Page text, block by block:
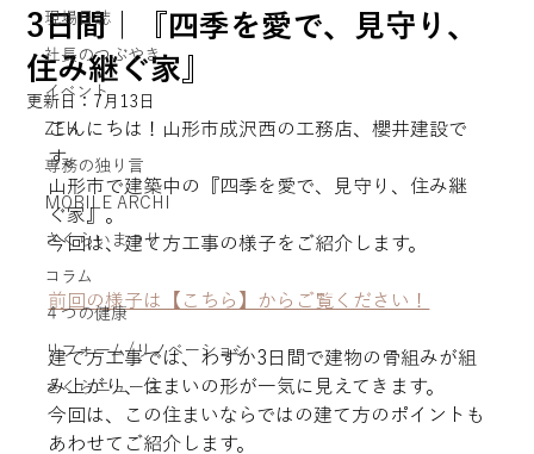
現場日誌
社長のつぶやき
イベント
ZEH
専務の独り言
MOBILE ARCHI
さくらいまつり
コラム
４つの健康
リフォーム/リノベーション
さくらニュース
3日間｜『四季を愛で、見守り、
住み継ぐ家』
更新日： 7月13日
こんにちは！山形市成沢西の工務店、櫻井建設で
す。
山形市で建築中の『四季を愛で、見守り、住み継
ぐ家』。
今回は、建て方工事の様子をご紹介します。
前回の様子は【こちら】からご覧ください！
建て方工事では、わずか3日間で建物の骨組みが組
み上がり、住まいの形が一気に見えてきます。
今回は、この住まいならではの建て方のポイントも
あわせてご紹介します。